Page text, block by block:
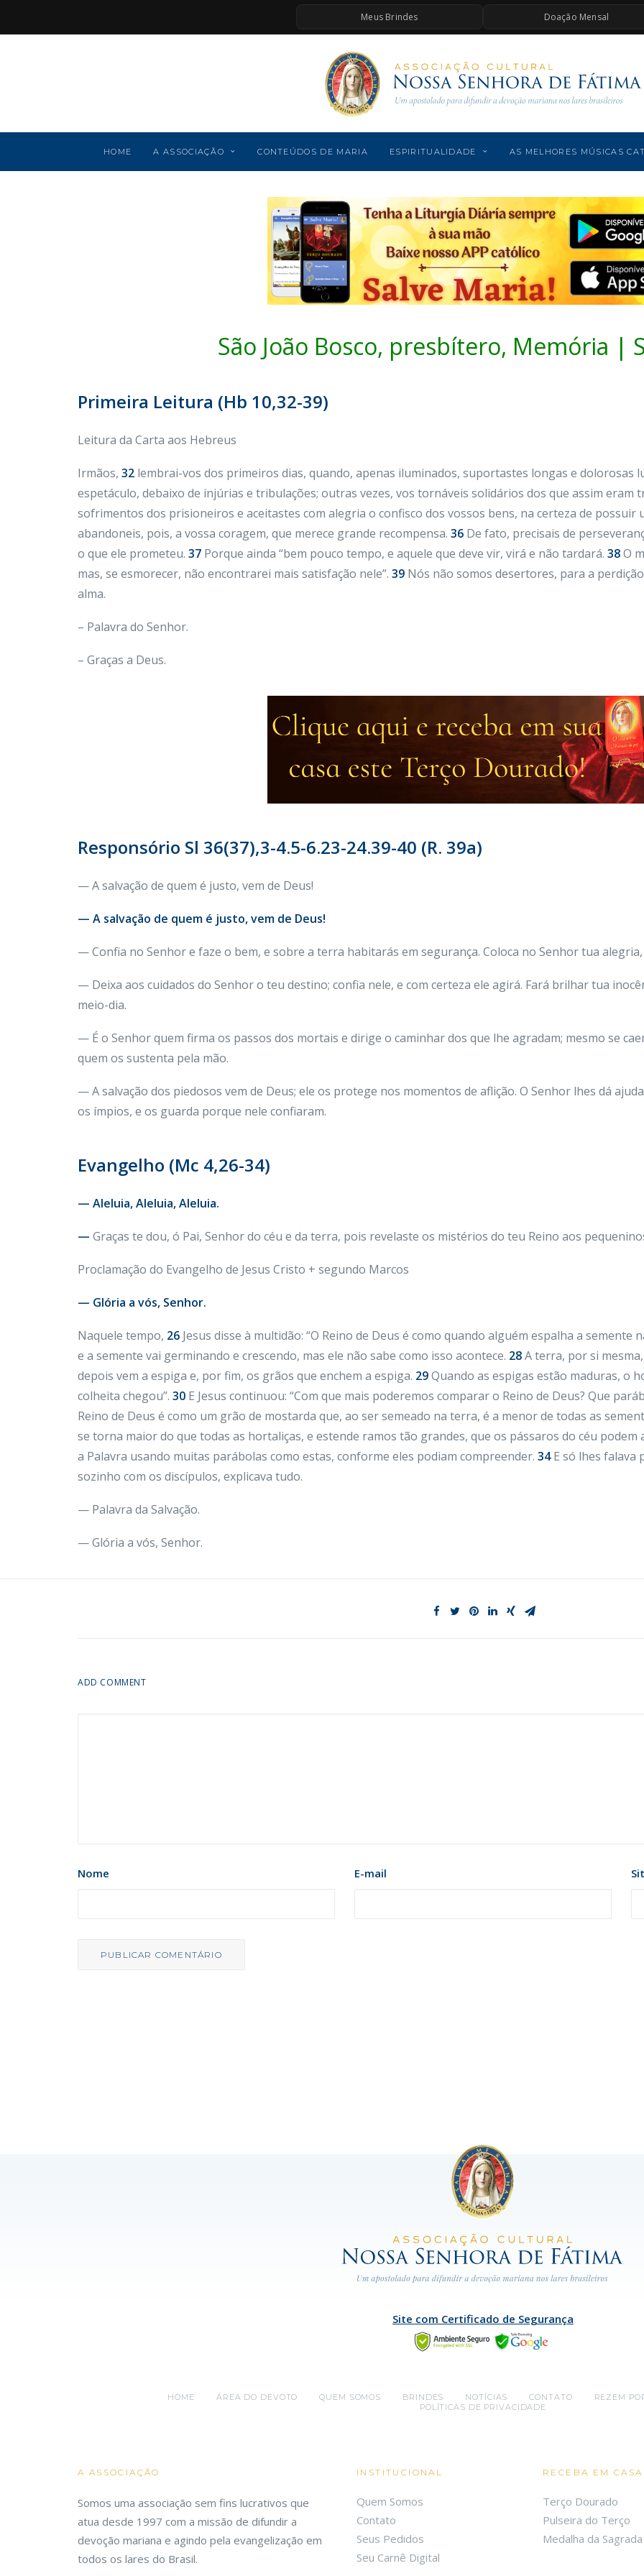
Meus Brindes Doação Mensal
HOME A ASSOCIAÇÃO CONTEÚDOS DE MARIA ESPIRITUALIDADE AS MELHORES MÚSICAS
São João Bosco, presbítero, Memória |
Primeira Leitura (Hb 10,32-39)
Leitura da Carta aos Hebreus
Irmãos, 32 lembrai-vos dos primeiros dias, quando, apenas iluminados, suportastes longas e dolorosas
espetáculo, debaixo de injúrias e tribulações; outras vezes, vos tornáveis solidários dos que assim eram
sofrimentos dos prisioneiros e aceitastes com alegria o confisco dos vossos bens, na certeza de
abandoneis, pois, a vossa coragem, que merece grande recompensa. 36 De fato, precisais de
o que ele prometeu. 37 Porque ainda “bem pouco tempo, e aquele que deve vir, virá e não tardará. 38O
mas, se esmorecer, não encontrarei mais satisfação nele”. 39 Nós não somos desertores, para a
alma.
– Palavra do Senhor.
– Graças a Deus.
Responsório Sl 36(37),3-4.5-6.23-24.39-40 (R. 39a)
— A salvação de quem é justo, vem de Deus!
— A salvação de quem é justo, vem de Deus!
— Confia no Senhor e faze o bem, e sobre a terra habitarás em segurança. Coloca no Senhor tua
— Deixa aos cuidados do Senhor o teu destino; confia nele, e com certeza ele agirá. Fará brilhar tua
meio-dia.
— É o Senhor quem firma os passos dos mortais e dirige o caminhar dos que lhe agradam; mesmo se
quem os sustenta pela mão.
— A salvação dos piedosos vem de Deus; ele os protege nos momentos de aflição. O Senhor lhes dá
os ímpios, e os guarda porque nele confiaram.
Evangelho (Mc 4,26-34)
— Aleluia, Aleluia, Aleluia.
— Graças te dou, ó Pai, Senhor do céu e da terra, pois revelaste os mistérios do teu Reino aos
Proclamação do Evangelho de Jesus Cristo + segundo Marcos
— Glória a vós, Senhor.
Naquele tempo, 26 Jesus disse à multidão: “O Reino de Deus é como quando alguém espalha a semente
e a semente vai germinando e crescendo, mas ele não sabe como isso acontece. 28A terra, por si
depois vem a espiga e, por fim, os grãos que enchem a espiga. 29Quando as espigas estão maduras, o
colheita chegou”. 30 E Jesus continuou: “Com que mais poderemos comparar o Reino de Deus? Que
Reino de Deus é como um grão de mostarda que, ao ser semeado na terra, é a menor de todas as
se torna maior do que todas as hortaliças, e estende ramos tão grandes, que os pássaros do céu
a Palavra usando muitas parábolas como estas, conforme eles podiam compreender. 34E só lhes falava
sozinho com os discípulos, explicava tudo.
— Palavra da Salvação.
— Glória a vós, Senhor.
ADD COMMENT
Nome E-mail
Site com Certificado de Segurança
HOME ÁREA DO DEVOTO QUEM SOMOS BRINDES NOTÍCIAS CONTATO
REZEM
POLÍTICAS DE PRIVACIDADE
A ASSOCIAÇÃO
Somos uma associação sem fins lucrativos que
atua desde 1997 com a missão de difundir a
devoção mariana e agindo pela evangelização em
todos os lares do Brasil.
INSTITUCIONAL
Quem Somos
Contato
Seus Pedidos
Seu Carnê Digital
RECEBA EM CASA
Terço Dourado
Pulseira do Terço
Medalha da